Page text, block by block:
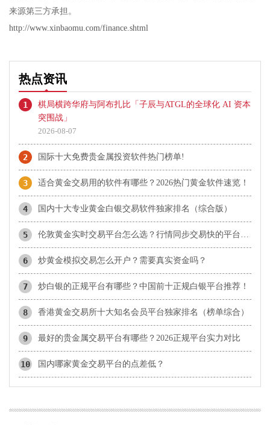
来源第三方承担。
http://www.xinbaomu.com/finance.shtml
热点资讯
1
棋局横跨华府与阿布扎比「子辰与ATGL的全球化 AI 资本
突围战」
2026-08-07
2 国际十大免费贵金属投资软件热门榜单!
3 适合黄金交易用的软件有哪些？2026热门黄金软件速览！
4 国内十大专业黄金白银交易软件独家排名（综合版）
5
6 炒黄金模拟交易怎么开户？需要真实资金吗？
7 炒白银的正规平台有哪些？中国前十正规白银平台推荐！
8 香港黄金交易所十大知名会员平台独家排名（榜单综合）
9 最好的贵金属交易平台有哪些？2026正规平台实力对比
10 国内哪家黄金交易平台的点差低？